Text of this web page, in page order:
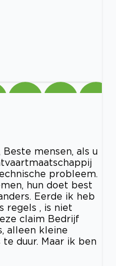
mensen, als u
probleem.
hun doet best
Eerde ik heb
regels , is niet
claim Bedrijf
alleen kleine
duur. Maar ik ben